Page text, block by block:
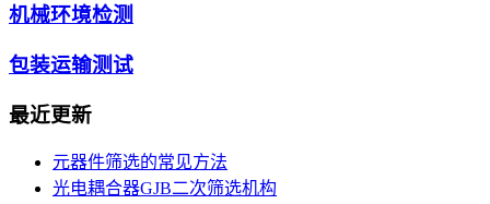
机械环境检测
包装运输测试
最近更新
元器件筛选的常见方法
光电耦合器GJB二次筛选机构